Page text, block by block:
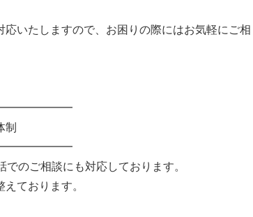
応いたしますので、お困りの際にはお気軽にご相
制
のご相談にも対応しております。
ております。